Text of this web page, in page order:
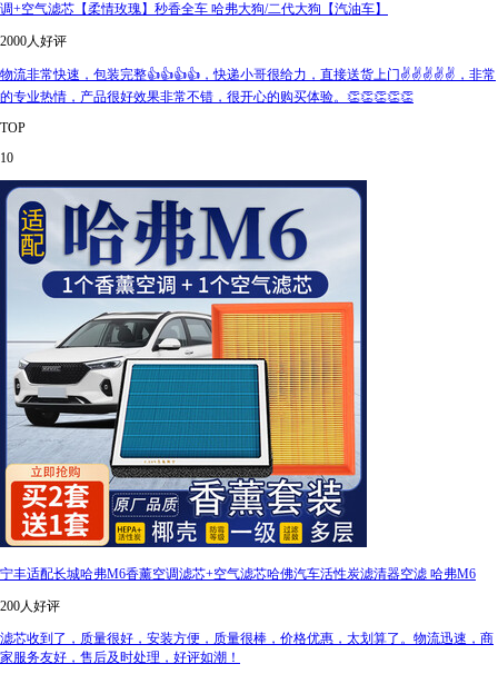
调+空气滤芯【柔情玫瑰】秒香全车 哈弗大狗/二代大狗【汽油车】
2000人好评
物流非常快速，包装完整👍👍👍👍，快递小哥很给力，直接送货上门✌✌✌✌✌，非常
的专业热情，产品很好效果非常不错，很开心的购买体验。👏👏👏👏👏
TOP
10
宁丰适配长城哈弗M6香薰空调滤芯+空气滤芯哈佛汽车活性炭滤清器空滤 哈弗M6
200人好评
滤芯收到了，质量很好，安装方便，质量很棒，价格优惠，太划算了。物流迅速，商
家服务友好，售后及时处理，好评如潮！